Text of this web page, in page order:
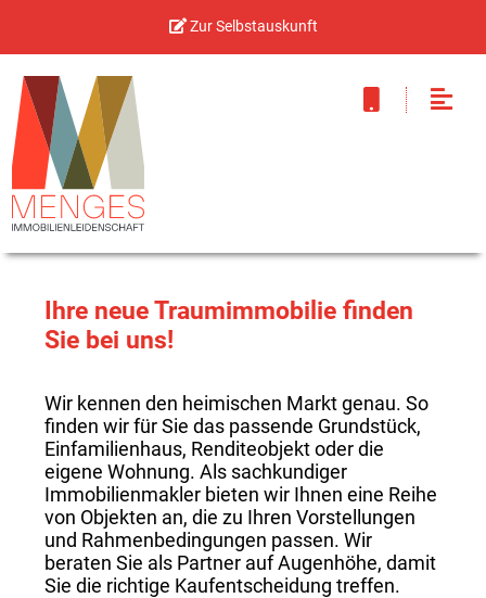
Zur Selbstauskunft
Ihre neue Traumimmobilie finden
Sie bei uns!
Wir kennen den heimischen Markt genau. So
finden wir für Sie das passende Grundstück,
Einfamilienhaus, Renditeobjekt oder die
eigene Wohnung. Als sachkundiger
Immobilienmakler bieten wir Ihnen eine Reihe
von Objekten an, die zu Ihren Vorstellungen
und Rahmenbedingungen passen. Wir
beraten Sie als Partner auf Augenhöhe, damit
Sie die richtige Kaufentscheidung treffen.